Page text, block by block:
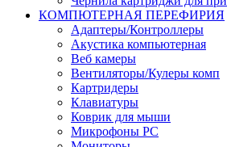
КОМПЮТЕРНАЯ ПЕРЕФИРИЯ
Адаптеры/Контроллеры
Акустика компьютерная
Веб камеры
Вентиляторы/Кулеры комп
Картридеры
Клавиатуры
Коврик для мыши
Микрофоны PC